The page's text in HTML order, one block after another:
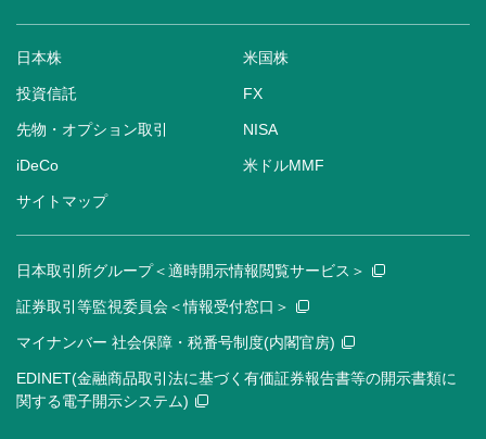
日本株 米国株
投資信託 FX
先物・オプション取引 NISA
iDeCo 米ドルMMF
サイトマップ
日本取引所グループ＜適時開示情報閲覧サービス＞
証券取引等監視委員会＜情報受付窓口＞
マイナンバー 社会保障・税番号制度(内閣官房)
EDINET(金融商品取引法に基づく有価証券報告書等の開示書類に
関する電子開示システム)